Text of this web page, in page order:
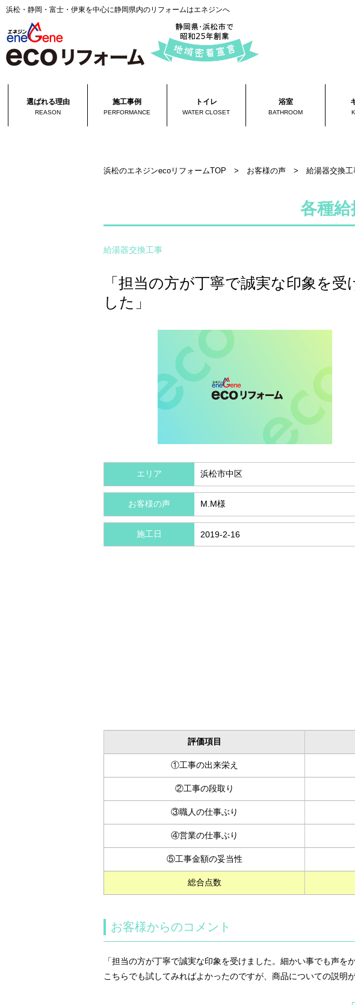
浜松・静岡・富士・伊東を中心に静岡県内のリフォームはエネジンへ
選ばれる理由
REASON
施工事例
PERFORMANCE
トイレ
WATER CLOSET
浴室
BATHROOM
浜松のエネジンecoリフォームTOP > お客様の声 > 給湯器交換工
各種
給湯器交換工事
「担当の方が丁寧で誠実な印象を受
した」
エリア 浜松市中区
お客様の声 M.M様
施工日 2019-2-16
評価項目
①工事の出来栄え
②工事の段取り
③職人の仕事ぶり
④営業の仕事ぶり
⑤工事金額の妥当性
総合点数
お客様からのコメント
「担当の方が丁寧で誠実な印象を受けました。細かい事でも声を
こちらでも試してみればよかったのですが、商品についての説明